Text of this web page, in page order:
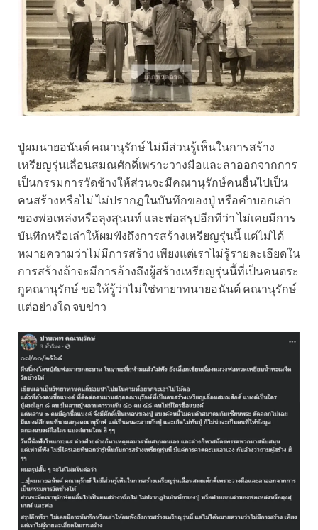
ปู่ผมนายอนันต์ คณานุรักษ์ ไม่มีส่วนรู้เห็นในการสร้าง
เหรียญรุ่นเลื่อนสมณศักดิ์เพราะวางมือและลาออกจากการ
เป็นกรรมการวัดช้างให้ส่วนจะมีคณานุรักษ์คนอื่นไปเป็น
คนสร้างหรือไม่ ไม่ปรากฏในบันทึกของปู่ หรือคำบอกเล่า
ของพ่อเหล่งหรือลุงสุนนท์ และพ่อสรุปอีกทีว่า ไม่เคยมีการ
บันทึกหรือเล่าให้ผมฟังถึงการสร้างเหรียญรุ่นนี้ แต่ไม่ได้
หมายความว่าไม่มีการสร้าง เพียงแต่เราไม่รู้รายละเอียดใน
การสร้างถ้าจะมีการอ้างถึงผู้สร้างเหรียญรุ่นนี้ที่เป็นคนตระ
กูคณานุรักษ์ ขอให้รู้ว่าไม่ใช่ทายาทนายอนันต์ คณานุรักษ์
แต่อย่างใด จบข่าว